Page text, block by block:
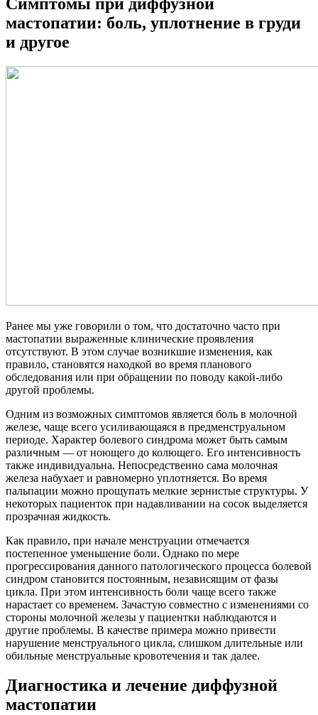
мастопатии: боль, уплотнение в груди
и другое
Ранее мы уже говорили о том, что достаточно часто при
мастопатии выраженные клинические проявления
отсутствуют. В этом случае возникшие изменения, как
правило, становятся находкой во время планового
обследования или при обращении по поводу какой-либо
другой проблемы.
Одним из возможных симптомов является боль в молочной
железе, чаще всего усиливающаяся в предменструальном
периоде. Характер болевого синдрома может быть самым
различным — от ноющего до колющего. Его интенсивность
также индивидуальна. Непосредственно сама молочная
железа набухает и равномерно уплотняется. Во время
пальпации можно прощупать мелкие зернистые структуры. У
некоторых пациенток при надавливании на сосок выделяется
прозрачная жидкость.
Как правило, при начале менструации отмечается
постепенное уменьшение боли. Однако по мере
прогрессирования данного патологического процесса болевой
синдром становится постоянным, независящим от фазы
цикла. При этом интенсивность боли чаще всего также
нарастает со временем. Зачастую совместно с изменениями со
стороны молочной железы у пациентки наблюдаются и
другие проблемы. В качестве примера можно привести
нарушение менструального цикла, слишком длительные или
обильные менструальные кровотечения и так далее.
Диагностика и лечение диффузной
мастопатии